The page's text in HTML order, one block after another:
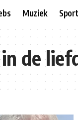
Muziek
de